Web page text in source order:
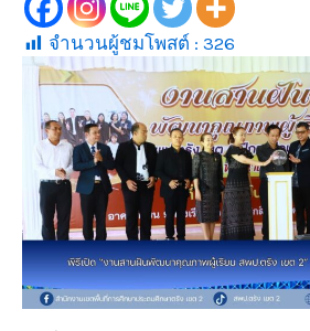
จำนวนผู้ชมโพสต์ : 326